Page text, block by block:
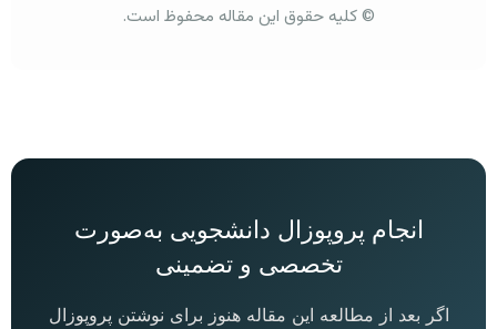
© کلیه حقوق این مقاله محفوظ است.
انجام پروپوزال دانشجویی به‌صورت
تخصصی و تضمینی
اگر بعد از مطالعه این مقاله هنوز برای نوشتن پروپوزال